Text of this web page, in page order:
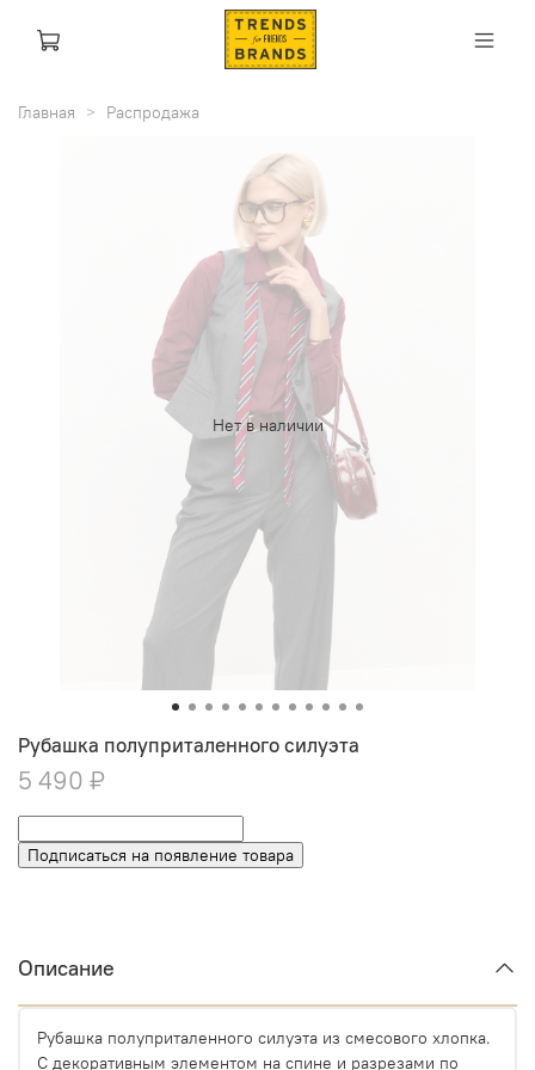
Главная Распродажа
Нет в наличии
Рубашка полуприталенного силуэта
5 490 ₽
Подписаться на появление товара
Описание
Рубашка полуприталенного силуэта из смесового хлопка.
С декоративным элементом на спине и разрезами по